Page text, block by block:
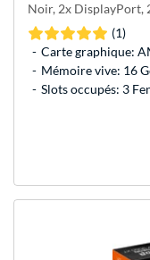
Noir, 2x DisplayPort,
(1)
Carte graphique:
Mémoire vive: 16
Slots occupés: 3